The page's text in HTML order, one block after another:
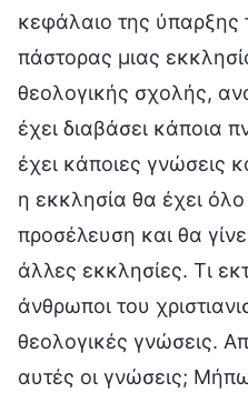
κεφάλαιο της ύπαρξης
πάστορας μιας
θεολογικής σχολής,
έχει διαβάσει κάποια
έχει κάποιες γνώσεις
η εκκλησία θα έχει
προσέλευση και θα
άλλες εκκλησίες. Τι
άνθρωποι του
θεολογικές γνώσεις.
αυτές οι γνώσεις;